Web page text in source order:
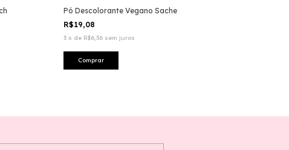
Pó Descolorante Vegano Sache
R$19,08
3 x de R$6,36 sem juros